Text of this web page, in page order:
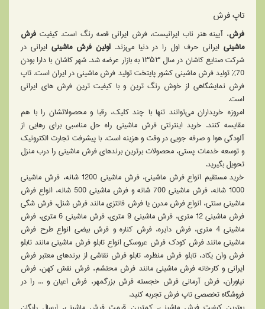
تاپ فرش
فرش، آیینه هنر ناب ایرانیست، فرش ایرانی قصه رنگ است. کیفیت فرش
ماشینیایرانی حرف اول را در دنیا می‌زند.اولین فرش ماشینی ایرانی در
شرکت صنایع کاشان در سال ۱۳۵۳ به بازار عرضه شد. شهر كاشان با دارا بودن
70% تولید فرش ماشینی کشور پایتخت تولید فرش ماشینی در ایران است. تاپ
فرش نمایشگاهی از خوش رنگ ترین و با كيفيت ترين فرش های ایرانی
است.
امروزه خریداران می‌توانند تنها با چند کلیک، رقبا و محصولاتشان را با هم
مقایسه کنند. خرید اینترنتی فرش ماشینی راه حل مناسبی برای رهایی از
آلودگی هوا و صرفه جویی در وقت و هزینه است. با پیشرفت تجارت الکترونیک
و توسعه خدمات پستی، محصولات برترین برندهای فرش ماشینی را درب منزل
تحویل بگیرید.
خرید مستقیم انواع فرش ماشینی، فرش ماشینی 1200 شانه، فرش ماشینی
1000 شانه، فرش ماشینی 700 شانه و فرش ماشینی 500 شانه، انواع فرش
ماشینی سنتی، انواع فرش مدرن یا فرش فانتزی مانند فرش شنل، فرش شگی
فرش ماشینی 12 متری، فرش ماشینی 9 متری، فرش ماشینی 6 متری، فرش
ماشینی 4 متری، فرش دایره، فرش کناره و فرش بیضی انواع طرح فرش
ماشینی مانند فرش کودک فرش عروسکی انواع تابلو فرش ماشینی مانند تابلو
فرش وان یکاد، تابلو فرش منظره، تابلو فرش نقاشی از برندهای معتبر فرش
ایرانی و کارخانه فرش ماشینی مانند فرش محتشم، فرش نقش کهن، فرش
نیاوران، فرش آرمانی فرش خجسته فرش بزرگمهر، فرش اعیان و ... را در
فروشگاه تخصصی تاپ فرش تجربه کنید.